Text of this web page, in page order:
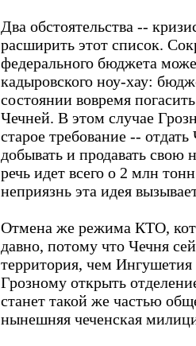
Два обстоятельства --
расширить этот список.
федерального бюджета
кадыровского ноу-хау:
состоянии вовремя
Чечней. В этом случае
старое требование --
добывать и продавать свою
речь идет всего о 2 млн
неприязнь эта идея
Отмена же режима КТО,
давно, потому что Чечня
территория, чем
Грозному открыть
станет такой же частью
нынешняя чеченская